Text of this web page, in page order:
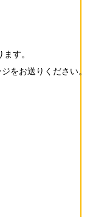
す。
をお送りください。